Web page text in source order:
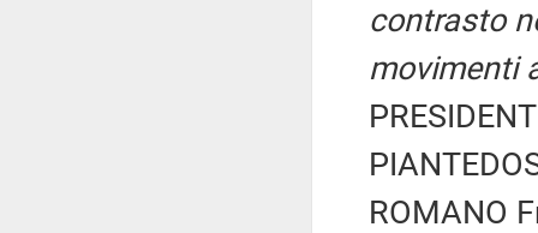
contrasto
movimenti
ROMANO